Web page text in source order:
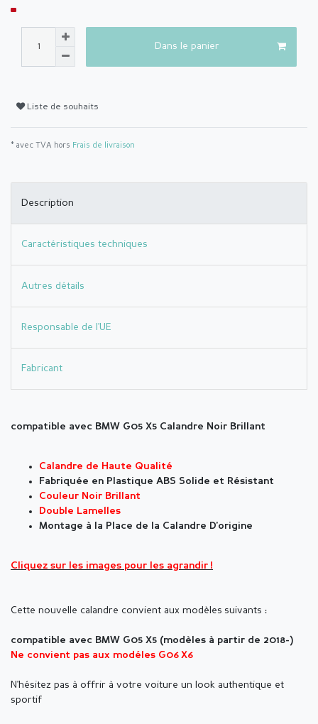
Dans le panier
Liste de souhaits
* avec TVA hors Frais de livraison
Description
Caractéristiques techniques
Autres détails
Responsable de l'UE
Fabricant
compatible avec BMW G05 X5 Calandre Noir Brillant
Calandre de Haute Qualité
Fabriquée en Plastique ABS Solide et Résistant
Couleur Noir Brillant
Double Lamelles
Montage à la Place de la Calandre D'origine
Cliquez sur les images pour les agrandir !
Cette nouvelle calandre convient aux modèles suivants :
compatible avec BMW G05 X5 (modèles à partir de 2018-)
Ne convient pas aux modéles G06 X6
N'hésitez pas à offrir à votre voiture un look authentique et
sportif